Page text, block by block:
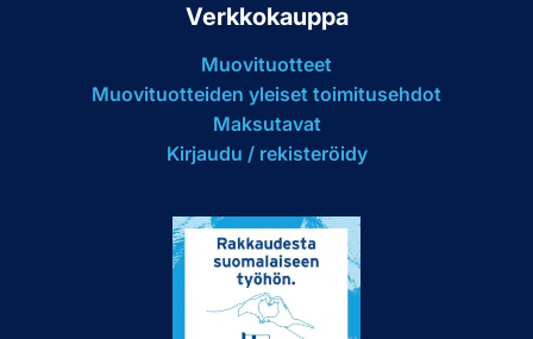
Verkkokauppa
Muovituotteet
Muovituotteiden yleiset toimitusehdot
Maksutavat
Kirjaudu / rekisteröidy